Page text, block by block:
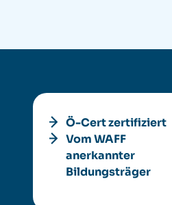
Ö-Cert zertifiziert
Vom WAFF
anerkannter
Bildungsträger